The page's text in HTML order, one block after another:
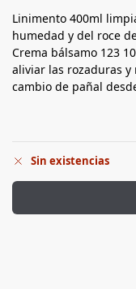
Linimento 400ml
humedad y del roce
Crema bálsamo 123
aliviar las rozaduras y
cambio de pañal
Sin existencias